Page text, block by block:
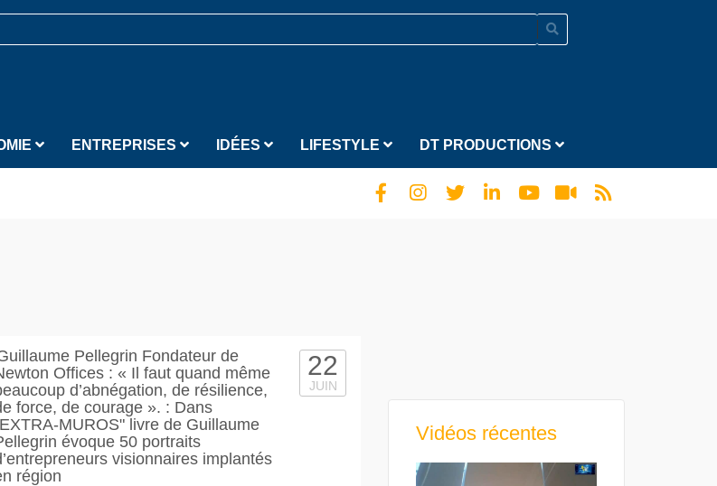
ENTREPRISES IDÉES LIFESTYLE DT PRODUCTIONS
Pellegrin Fondateur de
Offices : « Il faut quand même
d’abnégation, de résilience,
force, de courage ». : Dans
MUROS" livre de Guillaume
évoque 50 portraits
visionnaires implantés
région
22
JUIN
Vidéos récentes